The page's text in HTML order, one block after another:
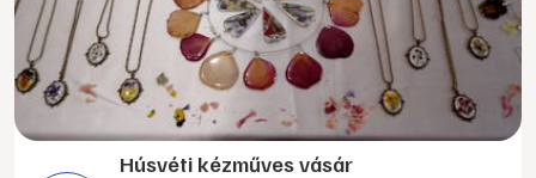
Húsvéti kézműves vásár